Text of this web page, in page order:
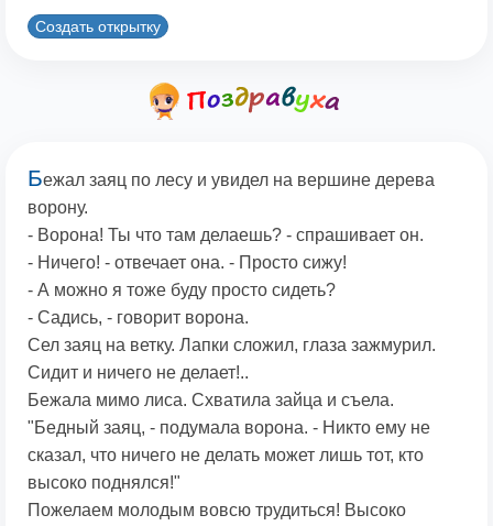
Создать открытку
Бежал заяц по лесу и увидел на вершине дерева
ворону.
- Ворона! Ты что там делаешь? - спрашивает он.
- Ничего! - отвечает она. - Просто сижу!
- А можно я тоже буду просто сидеть?
- Садись, - говорит ворона.
Сел заяц на ветку. Лапки сложил, глаза зажмурил.
Сидит и ничего не делает!..
Бежала мимо лиса. Схватила зайца и съела.
"Бедный заяц, - подумала ворона. - Никто ему не
сказал, что ничего не делать может лишь тот, кто
высоко поднялся!"
Пожелаем молодым вовсю трудиться! Высоко